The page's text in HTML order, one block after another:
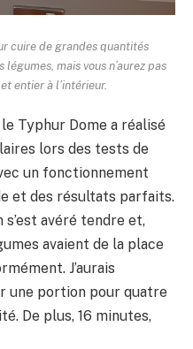
cuire de grandes quantités
mais vous n’aurez pas
entier à l’intérieur.
Typhur Dome a réalisé
lors des tests de
un fonctionnement
et des résultats parfaits.
s’est avéré tendre et,
avaient de la place
J’aurais
une portion pour quatre
De plus, 16 minutes,